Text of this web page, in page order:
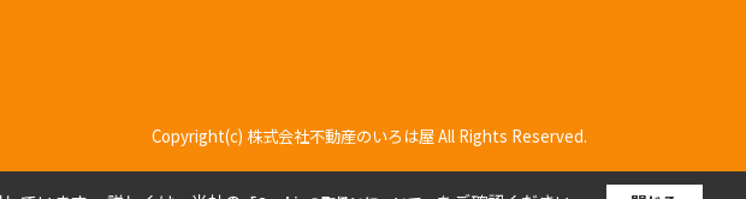
Copyright(c) 株式会社不動産のいろは屋 All Rights Reserved.